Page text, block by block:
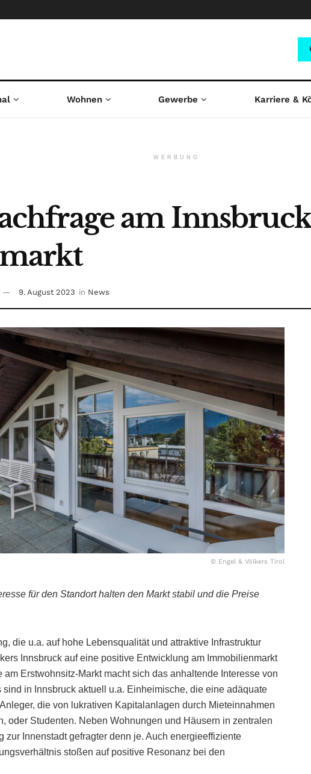
Wohnen Gewerbe Karriere &
WERBUNG
am
9. August 2023 in News
© Engel & Völkers Tirol
für den Standort halten den Markt stabil und die Preise
die u.a. auf hohe Lebensqualität und attraktive Infrastruktur
Innsbruck auf eine positive Entwicklung am Immobilienmarkt
Erstwohnsitz-Markt macht sich das anhaltende Interesse von
in Innsbruck aktuell u.a. Einheimische, die eine adäquate
die von lukrativen Kapitalanlagen durch Mieteinnahmen
oder Studenten. Neben Wohnungen und Häusern in zentralen
zur Innenstadt gefragter denn je. Auch energieeffiziente
stoßen auf positive Resonanz bei den